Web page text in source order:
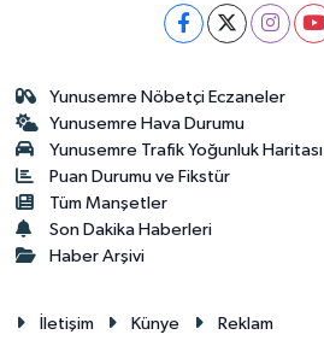
Yunusemre Nöbetçi Eczaneler
Yunusemre Hava Durumu
Yunusemre Trafik Yoğunluk Haritası
Puan Durumu ve Fikstür
Tüm Manşetler
Son Dakika Haberleri
Haber Arşivi
İletişim Künye Reklam